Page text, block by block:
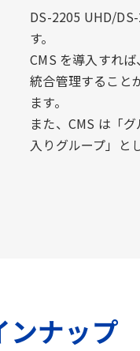
DS-2205 UHD/
す。
CMS を導入すれ
統合管理すること
ます。
また、CMS は「
入りグループ」と
ンナップ